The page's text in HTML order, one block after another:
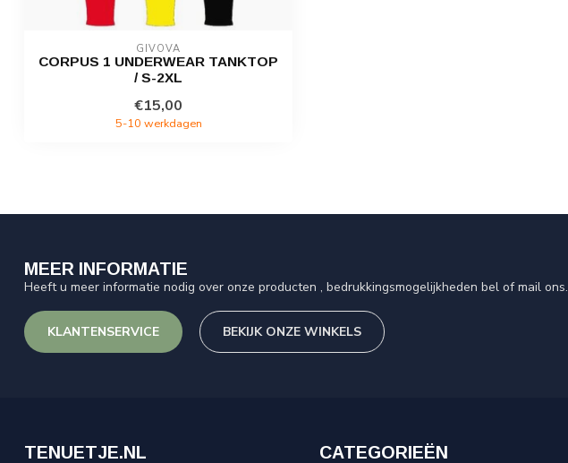
GIVOVA
CORPUS 1 UNDERWEAR TANKTOP
/ S-2XL
€15,00
5-10 werkdagen
MEER INFORMATIE
Heeft u meer informatie nodig over onze producten , bedrukkingsmogelijkheden bel of mail ons.
KLANTENSERVICE BEKIJK ONZE WINKELS
TENUETJE.NL CATEGORIEËN